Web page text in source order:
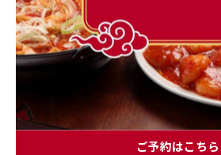
全てのカテゴリー
町中華
ランチ
個人店
子連れ
ご予約はこちら